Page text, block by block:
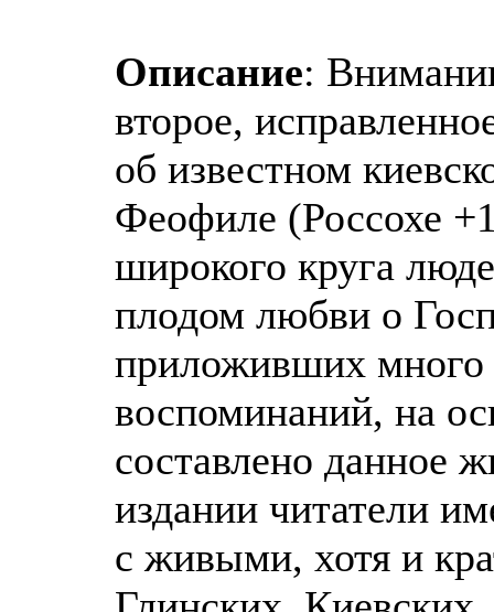
Описание:
второе,
об известном
Феофиле (Россохе
широкого круга
плодом любви о
приложивших много
воспоминаний, на
составлено данное
издании читатели
с живыми, хотя и